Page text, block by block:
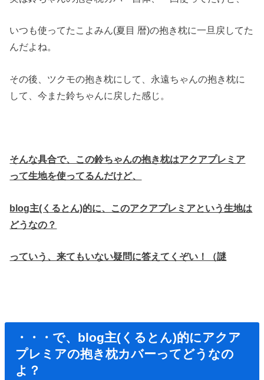
いつも使ってたこよみん(夏目 暦)の抱き枕に一旦戻してた
んだよね。
その後、ツクモの抱き枕にして、永遠ちゃんの抱き枕に
して、今また鈴ちゃんに戻した感じ。
そんな具合で、この鈴ちゃんの抱き枕はアクアプレミア
って生地を使ってるんだけど、
blog主(くるとん)的に、このアクアプレミアという生地は
どうなの？
っていう、来てもいない疑問に答えてくぞい！（謎
・・・で、blog主(くるとん)的にアクア
プレミアの抱き枕カバーってどうなの
よ？